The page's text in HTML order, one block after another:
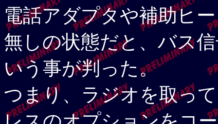
電話アダプタや補助ヒ
無しの状態だと、バス
いう事が判った。
つまり、ラジオを取っ